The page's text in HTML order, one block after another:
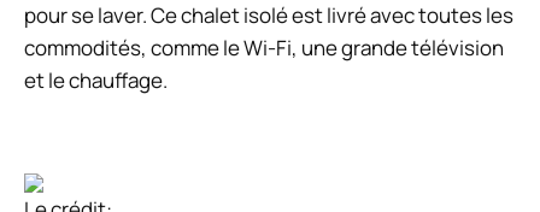
pour se laver. Ce chalet isolé est livré avec toutes les
commodités, comme le Wi-Fi, une grande télévision
et le chauffage.